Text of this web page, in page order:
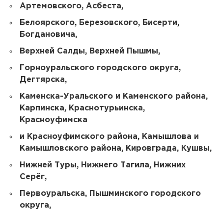
Артемовского, Асбеста,
Белоярского, Березовского, Бисерти,
Богдановича,
Верхней Салды, Верхней Пышмы,
Горноуральского городского округа,
Дегтярска,
Каменска-Уральского и Каменского района,
Карпинска, Краснотурьинска,
Красноуфимска
и Красноуфимского района, Камышлова и
Камышловского района, Кировграда, Кушвы,
Нижней Туры, Нижнего Тагила, Нижних
Серёг,
Первоуральска, Пышминского городского
округа,